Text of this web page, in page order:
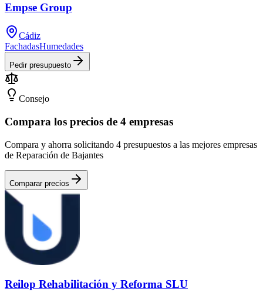
Empse Group
Cádiz
FachadasHumedades
Pedir presupuesto
Consejo
Compara los precios de 4 empresas
Compara y ahorra solicitando 4 presupuestos a las mejores empresas
de Reparación de Bajantes
Comparar precios
Reilop Rehabilitación y Reforma SLU